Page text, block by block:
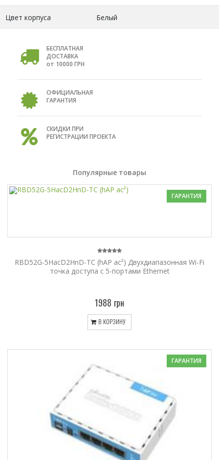
Цвет корпуса Белый
БЕСПЛАТНАЯ
ДОСТАВКА
от 10000 ГРН
ОФИЦИАЛЬНАЯ
ГАРАНТИЯ
СКИДКИ ПРИ
РЕГИСТРАЦИИ ПРОЕКТА
Популярные товары
ГАРАНТИЯ
RBD52G-5HacD2HnD-TC (hAP ac²) Двухдиапазонная Wi-Fi
точка доступа с 5-портами Ethernet
1988 грн
В КОРЗИНУ
ГАРАНТИЯ